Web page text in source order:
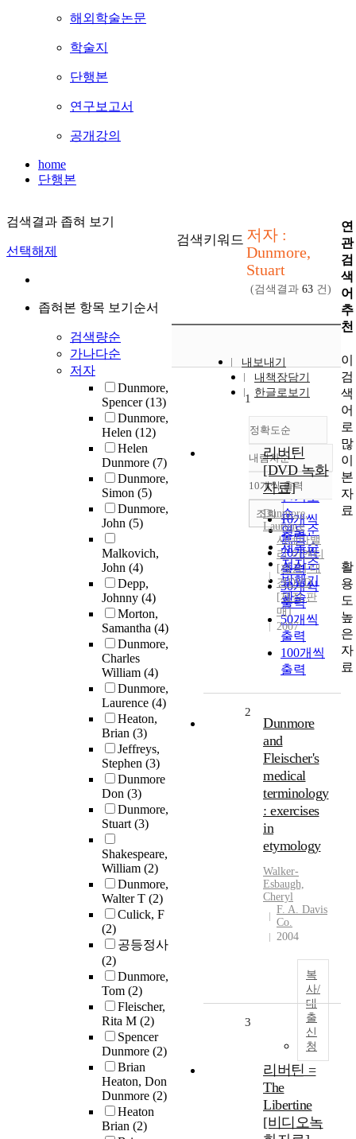
해외학술논문
학술지
단행본
연구보고서
공개강의
home
단행본
검색결과 좁혀 보기
선택해제
좁혀본 항목 보기순서
검색량순
가나다순
저자
Dunmore,
Spencer(13)
Dunmore,
Helen (12)
Helen
Dunmore (7)
Dunmore,
Simon (5)
Dunmore,
John (5)
Malkovich,
John (4)
Depp,
Johnny (4)
Morton,
Samantha (4)
Dunmore,
Charles
William (4)
Dunmore,
Laurence (4)
Heaton,
Brian (3)
Jeffreys,
Stephen (3)
Dunmore
Don (3)
Dunmore,
Stuart(3)
Shakespeare,
William (2)
Dunmore,
Walter T (2)
Culick, F
(2)
공등정사
(2)
Dunmore,
Tom (2)
Fleischer,
Rita M (2)
Spencer
Dunmore (2)
Brian
Heaton, Don
Dunmore (2)
Heaton
Brian (2)
검색키워드 저자 :
Dunmore,
Stuart
(검색결과 63 건)
내보내기
내책장담기
한글로보기
정확도순
정확도
순
인기도
순
연도순
제목순
저자순
발행기
관순
내림차순
내림차순
10개씩 출력
10개씩
출력
20개씩
출력
30개씩
출력
50개씩
출력
100개씩
출력
조회
1
리버틴
[DVD 녹화
자료]
Dunmore,
Laurence
시네마밸
리 이엔티
[제공] 대
경DVD
[제작,판
매]
2007
2
Dunmore
and
Fleischer's
medical
terminology
: exercises
in
etymology
Walker-
Esbaugh,
Cheryl
F. A. Davis
Co.
2004
복
사/
대
출
신
청
3
리버틴 =
The
Libertine
[비디오녹
연
관
검
색
어
추
천
이
검
색
어
로
많
이
본
자
료
활
용
도
높
은
자
료